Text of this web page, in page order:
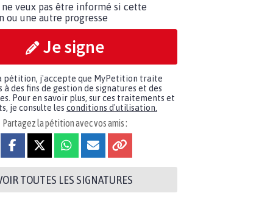
ne veux pas être informé si cette
ou une autre progresse
Je signe
pétition, j'accepte que MyPetition traite
à des fins de gestion de signatures et des
Pour en savoir plus, sur ces traitements et
je consulte les conditions d'utilisation.
Partagez la pétition avec vos amis :
TOUTES LES SIGNATURES